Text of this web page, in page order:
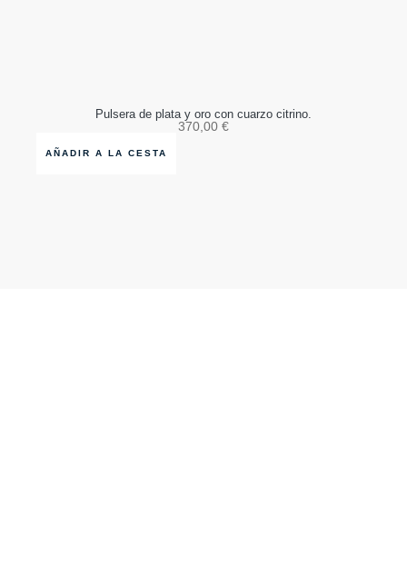
Pulsera de plata y oro con cuarzo citrino.
370,00 €
AÑADIR A LA CESTA